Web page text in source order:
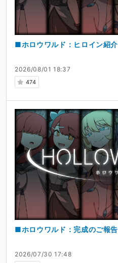
2026/08/01 18:37
474
■ホロウワルド：ヒロイン紹介
2026/07/30 17:48
■ホロウワルド：完成のご報告